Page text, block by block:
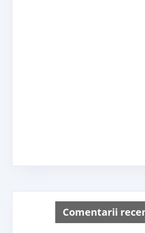
Comentarii